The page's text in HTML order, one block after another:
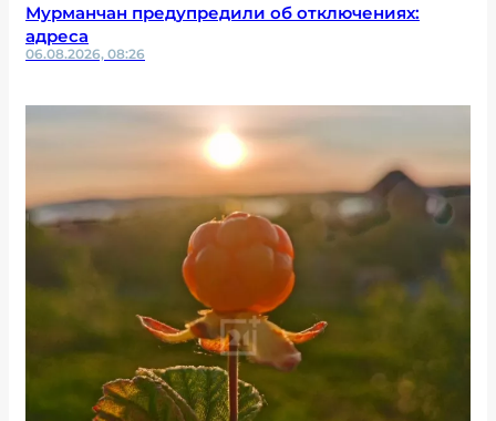
Мурманчан предупредили об отключениях:
адреса
06.08.2026, 08:26